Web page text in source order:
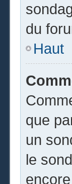
du
Haut
que
un
le